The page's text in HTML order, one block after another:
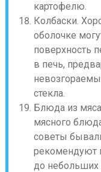
картофелю.
Колбаски.
оболочке
поверхность
в печь,
стекла.
Блюда из
мясного
советы
рекомендуют
до небольших